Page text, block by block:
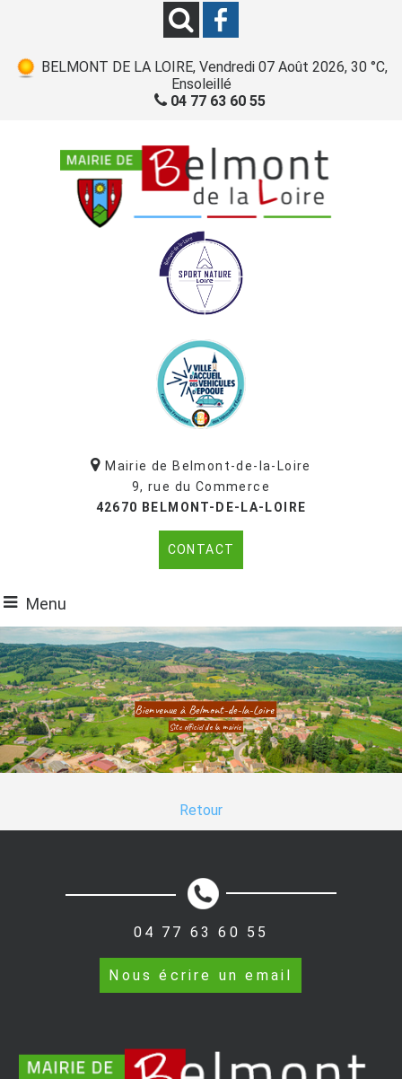
BELMONT DE LA LOIRE, Vendredi 07 Août 2026, 30 °C,
Ensoleillé
04 77 63 60 55
Mairie de Belmont-de-la-Loire
9, rue du Commerce
42670 BELMONT-DE-LA-LOIRE
CONTACT
Menu
Bienvenue à Belmont-de-la-Loire
Site officiel de la mairie
Retour
04 77 63 60 55
Nous écrire un email